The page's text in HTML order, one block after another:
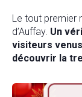
Le tout premier
d’Auffay. Un
visiteurs venus
découvrir la